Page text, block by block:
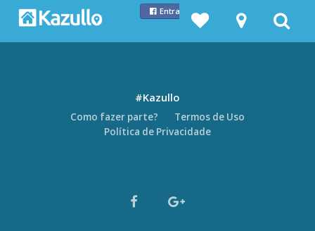
Entrar com Facebook
#Kazullo
Como fazer parte?
Termos de Uso
Política de Privacidade